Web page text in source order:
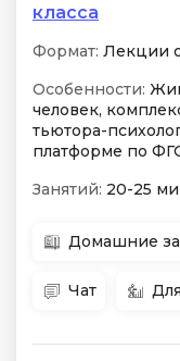
класса
Формат: Лекции
Особенности:
человек,
тьютора-
платформе по
Занятий: 20-25
Домашние
Чат